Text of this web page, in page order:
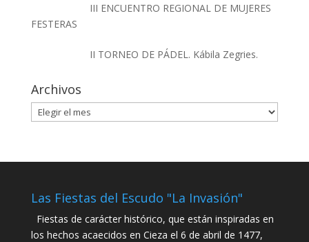
III ENCUENTRO REGIONAL DE MUJERES
FESTERAS
II TORNEO DE PÁDEL. Kábila Zegries.
Archivos
Archivos
Las Fiestas del Escudo "La Invasión"
Fiestas de carácter histórico, que están inspiradas en
los hechos acaecidos en Cieza el 6 de abril de 1477,